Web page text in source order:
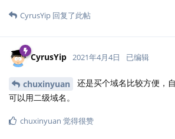
CyrusYip 回复了此帖
CyrusYip 2021年4月4日 已编辑
chuxinyuan
还是买个域名比较方便，
可以用二级域名。
chuxinyuan 觉得很赞